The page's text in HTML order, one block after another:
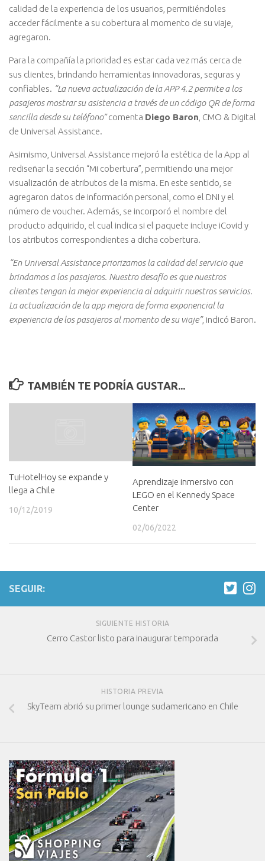
calidad de la experiencia de los usuarios, permitiéndoles
acceder fácilmente a su cobertura al momento de su viaje,
agregaron.
Para la compañía la prioridad es estar cada vez más cerca de
sus clientes, brindando herramientas innovadoras, seguras y
confiables. “La nueva actualización de la APP 4.2 permite a los
pasajeros mostrar su asistencia a través de un código QR de forma
sencilla desde su teléfono”comenta Diego Baron , CMO & Digital
de Universal Assistance.
Asimismo, Universal Assistance mejoró la estética de la App al
rediseñar la sección “Mi cobertura”, permitiendo una mejor
visualización de atributos de la misma. En este sentido, se
agregaron datos de información personal, como el DNI y el
número de voucher. Además, se incorporó el nombre del
producto adquirido, el cual indica si el paquete incluye iCovid y
los atributos correspondientes a dicha cobertura.
“En Universal Assistance priorizamos la calidad del servicio que
brindamos a los pasajeros. Nuestro desafío es que nuestros
clientes tengan la mejor experiencia al adquirir nuestros servicios.
La actualización de la app mejora de forma exponencial la
experiencia de los pasajeros al momento de su viaje”, indicó Baron.
TAMBIÉN TE PODRÍA GUSTAR...
TuHotelHoy se expande y
llega a Chile
10/12/2019
Aprendizaje inmersivo con
LEGO en el Kennedy Space
Center
02/06/2022
SEGUIR:
SIGUIENTE HISTORIA
Cerro Castor listo para inaugurar temporada
HISTORIA PREVIA
SkyTeam abrió su primer lounge sudamericano en Chile